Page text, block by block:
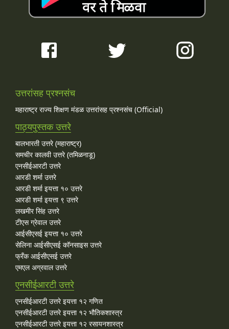
उत्तरांसह प्रश्नसंच
महाराष्ट्र राज्य शिक्षण मंडळ उत्तरांसह प्रश्नसंच (Official)
पाठ्यपुस्तक उत्तरे
बालभारती उत्तरे (महाराष्ट्र)
समचीर कालवी उत्तरे (तमिळनाडू)
एनसीईआरटी उत्तरे
आरडी शर्मा उत्तरे
आरडी शर्मा इयत्ता १० उत्तरे
आरडी शर्मा इयत्ता ९ उत्तरे
लखमीर सिंह उत्तरे
टीएस ग्रेवाल उत्तरे
आईसीएसई इयत्ता १० उत्तरे
सेलिना आईसीएसई कॉनसाइस उत्तरे
फ्रँक आईसीएसई उत्तरे
एमएल अग्रवाल उत्तरे
एनसीईआरटी उत्तरे
एनसीईआरटी उत्तरे इयत्ता १२ गणित
एनसीईआरटी उत्तरे इयत्ता १२ भौतिकशास्त्र
एनसीईआरटी उत्तरे इयत्ता १२ रसायनशास्त्र